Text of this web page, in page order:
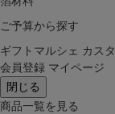
ご予算から探す
ギフトマルシェ カス
会員登録 マイページ
閉じる
商品一覧を見る